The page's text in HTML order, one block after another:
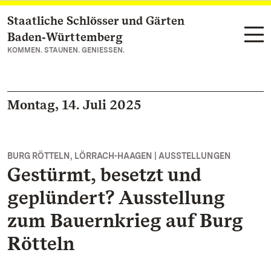
Zum Hauptinhalt springen
Staatliche Schlösser und Gärten
Baden‑Württemberg
KOMMEN. STAUNEN. GENIESSEN.
Montag, 14. Juli 2025
BURG RÖTTELN, LÖRRACH-HAAGEN | AUSSTELLUNGEN
Gestürmt, besetzt und
geplündert? Ausstellung
zum Bauernkrieg auf Burg
Rötteln